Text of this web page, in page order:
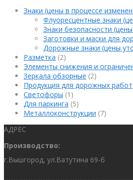
Знаки (цены в процессе
Флуоресцентные знаки
Знаки безопасности
Заготовки и маски для
Дорожные знаки (цены
Разметка (2)
Элементы снижения и
Зеркала обзорные (2)
Продукция для дорожных работ
Светофоры (1)
Для паркинга (5)
Металлоконструкции (7)
АДРЕС
Производство:
г.Вышгород, ул.Ватутина 69-б